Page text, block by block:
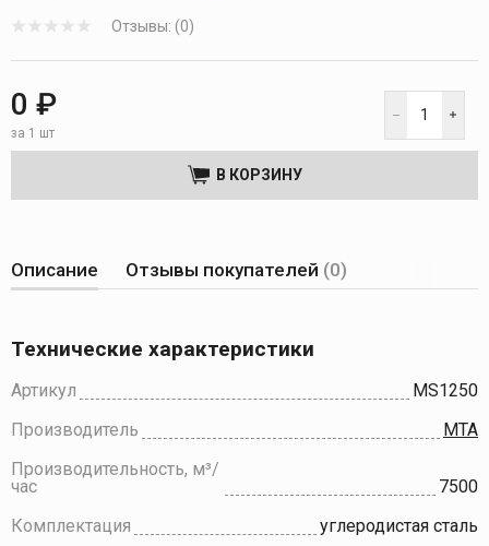
Отзывы: (0)
0 ₽
за 1 шт
В КОРЗИНУ
Описание Отзывы покупателей (0)
Технические характеристики
Артикул
MS1250
Производитель
MTA
Производительность, м³/
час
7500
Комплектация
углеродистая сталь